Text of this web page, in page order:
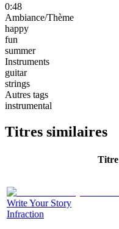
0:48
Ambiance/Thème
happy
fun
summer
Instruments
guitar
strings
Autres tags
instrumental
Titres similaires
Titre
Write Your Story
Infraction